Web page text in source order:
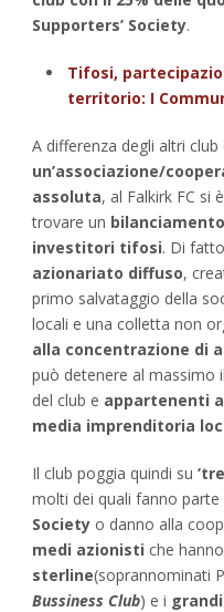
Supporters’ Society.
Tifosi,
territorio: I
A differenza degli altri
un’associazione/
assoluta, al Falkirk FC si
trovare un
investitori tifosi. Di
azionariato diffuso,
primo salvataggio della
locali e una colletta non
alla concentrazione di
può detenere al massimo il
del club e appartenenti
media imprenditoria
Il club poggia quindi su
molti dei quali fanno parte
Society o danno alla
medi azionisti che
sterline(soprannominati
Bussiness Club) e i